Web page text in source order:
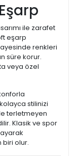
ile zarafet
eşarp
renkleri
süre korur.
veya özel
stilinizi
terletmeyen
Klasik ve spor
biri olur.